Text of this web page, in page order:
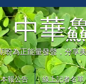
中華
盼為正能量發聲，分享
本報公告 線上記者名單